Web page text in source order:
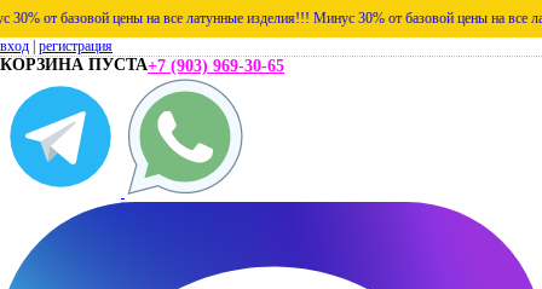
от базовой цены на все латунные изделия!!! Минус 30% от базовой цены на все
вход регистрация
КОРЗИНА ПУСТА+7 (903) 969-30-65